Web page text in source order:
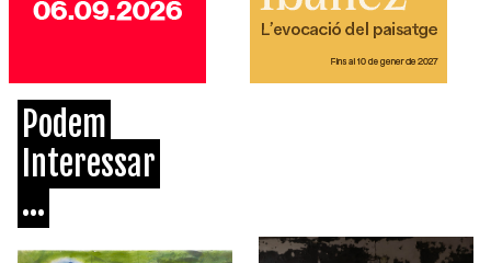
Podem
Interessar
...